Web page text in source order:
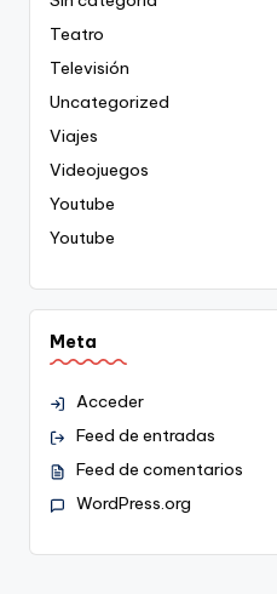
Teatro
Televisión
Uncategorized
Viajes
Videojuegos
Youtube
Youtube
Meta
Acceder
Feed de entradas
Feed de comentarios
WordPress.org